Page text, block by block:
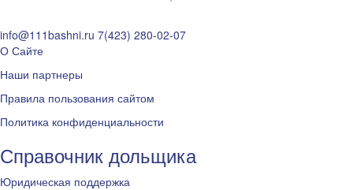
info@111bashni.ru 7(423) 280-02-07
О Сайте
Наши партнеры
Правила пользования сайтом
Политика конфиденциальности
Справочник дольщика
Юридическая поддержка